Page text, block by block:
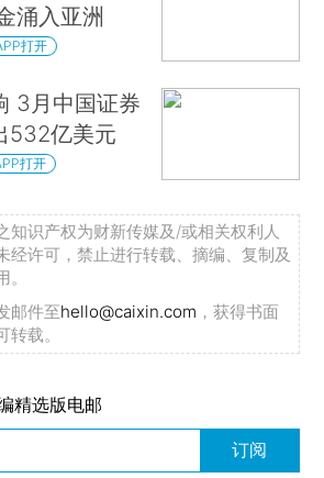
涌入亚洲
打开
3月中国证券
532亿美元
打开
知识产权为财新传媒及/或相关权利人
经许可，禁止进行转载、摘编、复制及
邮件至hello@caixin.com ，获得书面
载。
精选版电邮
订阅